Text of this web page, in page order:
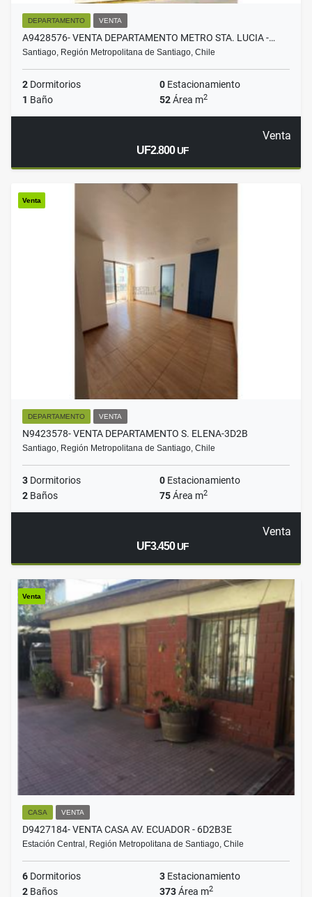
DEPARTAMENTO VENTA
A9428576- VENTA DEPARTAMENTO METRO STA. LUCIA -…
Santiago, Región Metropolitana de Santiago, Chile
2 Dormitorios 0 Estacionamiento
1 Baño 52Área m2
Venta
UF2.800UF
Venta
DEPARTAMENTO VENTA
N9423578- VENTA DEPARTAMENTO S. ELENA-3D2B
Santiago, Región Metropolitana de Santiago, Chile
3 Dormitorios 0 Estacionamiento
2 Baños 75Área m2
Venta
UF3.450UF
Venta
CASA VENTA
D9427184- VENTA CASA AV. ECUADOR - 6D2B3E
Estación Central, Región Metropolitana de Santiago, Chile
6 Dormitorios 3 Estacionamiento
2 Baños 373Área m2